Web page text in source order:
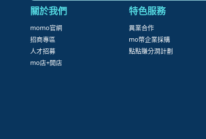
關於我們
momo官網
招商專區
人才招募
mo店+開店
特色服務
異業合作
mo幣企業採購
點點賺分潤計劃